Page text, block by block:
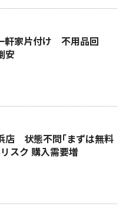
軒家片付け 不用品回
安
店 状態不問｢まずは無料
スク 購入需要増